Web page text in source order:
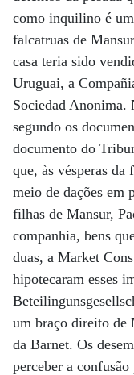
como inquilino é
falcatruas de
casa teria sido
Uruguai, a
Sociedad Anonima.
segundo os
documento do
que, às vésperas
meio de dações em
filhas de Mansur,
companhia, bens
duas, a Market
hipotecaram esses
um braço direito de
da Barnet. Os
perceber a